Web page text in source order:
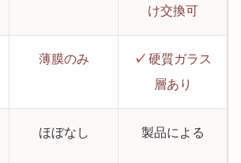
け交換可
薄膜のみ ✓ 硬質ガラス
層あり
ほぼなし 製品による